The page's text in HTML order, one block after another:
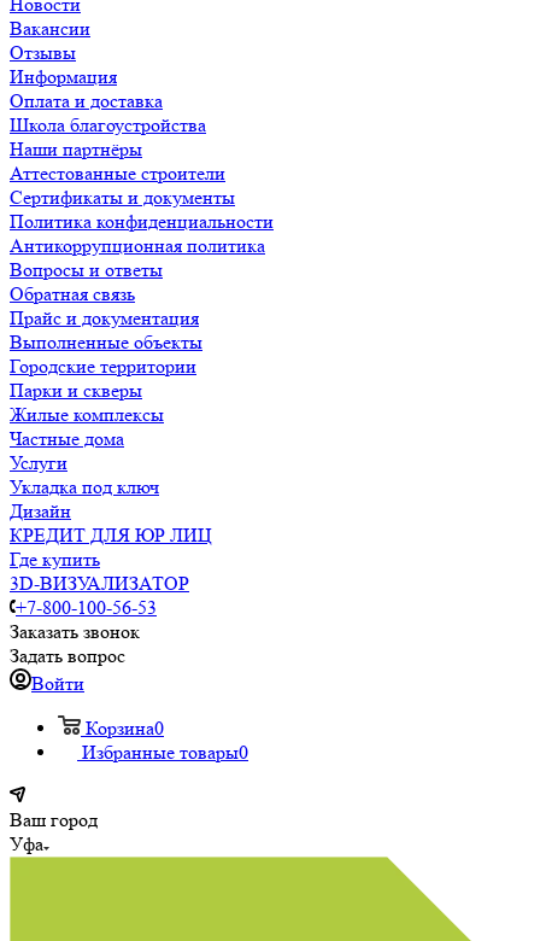
Вакансии
Отзывы
Информация
Оплата и доставка
Школа благоустройства
Наши партнёры
Аттестованные строители
Сертификаты и документы
Политика конфиденциальности
Антикоррупционная политика
Вопросы и ответы
Обратная связь
Прайс и документация
Выполненные объекты
Городские территории
Парки и скверы
Жилые комплексы
Частные дома
Услуги
Укладка под ключ
Дизайн
КРЕДИТ ДЛЯ ЮР ЛИЦ
Где купить
3D-ВИЗУАЛИЗАТОР
+7-800-100-56-53
Заказать звонок
Задать вопрос
Войти
Корзина0
Избранные товары0
Ваш город
Уфа